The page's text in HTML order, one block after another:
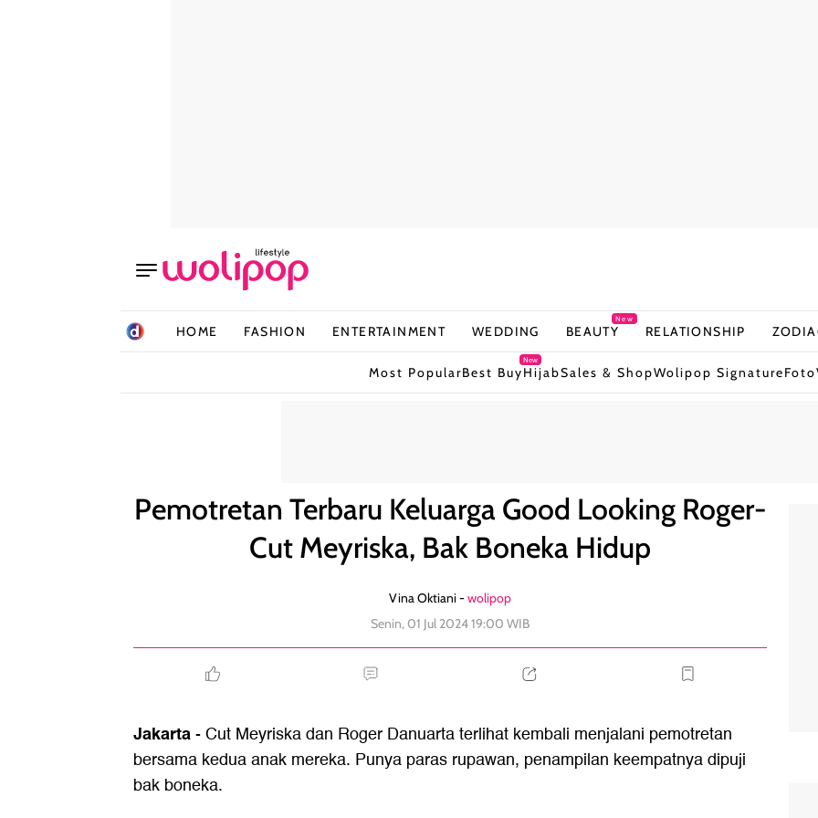
HOME FASHION ENTERTAINMENT WEDDING BEAUTY
New
RELATIONSHIP
Most PopularBest Buy
New
HijabSales & ShopWolipop SignatureFoto
Pemotretan Terbaru Keluarga Good Looking Roger-
Cut Meyriska, Bak Boneka Hidup
Vina Oktiani -wolipop
Senin, 01 Jul 2024 19:00 WIB
Jakarta- Cut Meyriska dan Roger Danuarta terlihat kembali menjalani pemotretan
bersama kedua anak mereka. Punya paras rupawan, penampilan keempatnya dipuji
bak boneka.